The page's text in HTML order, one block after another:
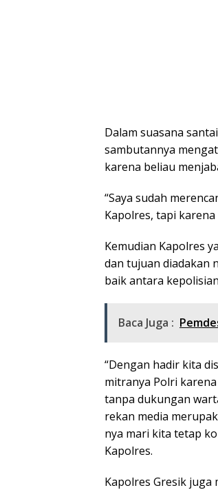
Dalam suasana
sambutannya
karena beliau
“Saya sudah
Kapolres, tapi
Kemudian Kapolres
dan tujuan diadakan
baik antara
Baca Juga :
“Dengan hadir kita
mitranya Polri
tanpa dukungan
rekan media
nya mari kita tetap
Kapolres.
Kapolres Gresik